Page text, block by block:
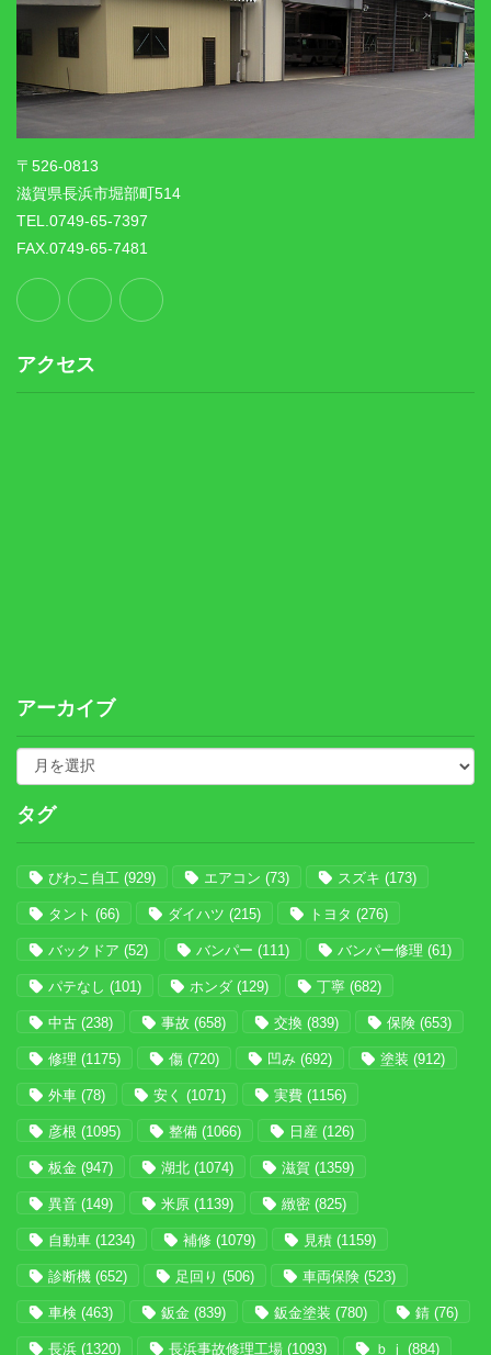
〒526-0813
滋賀県長浜市堀部町514
TEL.0749-65-7397
FAX.0749-65-7481
アクセス
アーカイブ
タグ
びわこ自工 (929) エアコン (73) スズキ (173)
タント (66) ダイハツ (215) トヨタ (276)
バックドア (52) バンパー (111) バンパー修理 (61)
パテなし (101) ホンダ (129) 丁寧 (682)
中古 (238) 事故 (658) 交換 (839) 保険 (653)
修理 (1175) 傷 (720) 凹み (692) 塗装 (912)
外車 (78) 安く (1071) 実費 (1156)
彦根 (1095) 整備 (1066) 日産 (126)
板金 (947) 湖北 (1074) 滋賀 (1359)
異音 (149) 米原 (1139) 緻密 (825)
自動車 (1234) 補修 (1079) 見積 (1159)
診断機 (652) 足回り (506) 車両保険 (523)
車検 (463) 鈑金 (839) 鈑金塗装 (780) 錆 (76)
長浜 (1320) 長浜事故修理工場 (1093) ｂｊ (884)